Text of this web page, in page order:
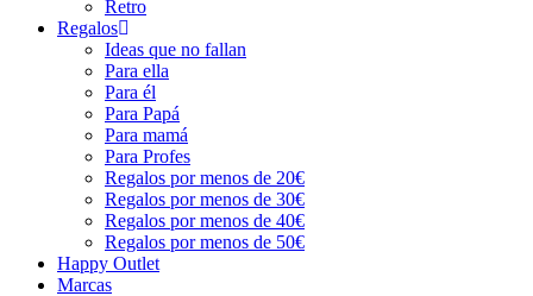
Retro
Regalos
Ideas que no fallan
Para ella
Para él
Para Papá
Para mamá
Para Profes
Regalos por menos de 20€
Regalos por menos de 30€
Regalos por menos de 40€
Regalos por menos de 50€
Happy Outlet
Marcas